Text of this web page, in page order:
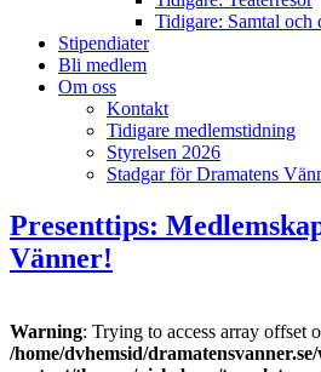
Tidigare: Samtal och
Stipendiater
Bli medlem
Om oss
Kontakt
Tidigare medlemstidning
Styrelsen 2026
Stadgar för Dramatens
Presenttips:
Vänner!
Warning: Trying to access array offset
/home/dvhemsid/